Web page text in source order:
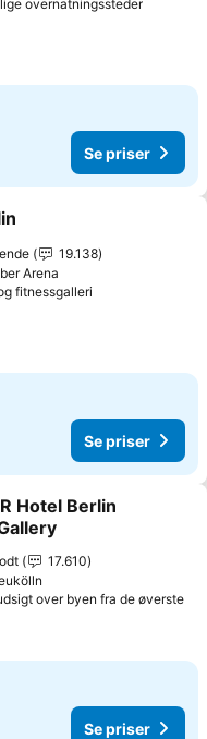
overnatningssteder
Se priser
19.138
Arena
fitnessgalleri
Se priser
Hotel Berlin
17.610
over byen fra de øverste
Se priser